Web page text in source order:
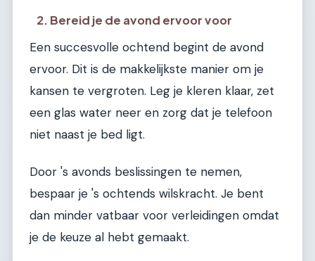
2. Bereid je de avond ervoor voor
Een succesvolle ochtend begint de avond
ervoor. Dit is de makkelijkste manier om je
kansen te vergroten. Leg je kleren klaar, zet
een glas water neer en zorg dat je telefoon
niet naast je bed ligt.
Door 's avonds beslissingen te nemen,
bespaar je 's ochtends wilskracht. Je bent
dan minder vatbaar voor verleidingen omdat
je de keuze al hebt gemaakt.